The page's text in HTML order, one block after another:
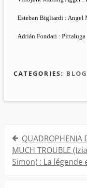
Esteban Bigliardi : Angel
Adrián Fondari : Pittaluga
CATEGORIES:
Navigation
de
l’article
QUADROPHENIA
MUCH TROUBLE
Simon) : La légende